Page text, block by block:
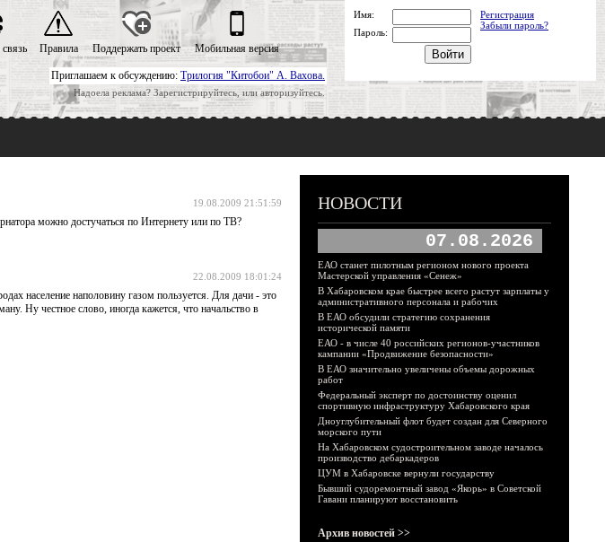
Приглашаем к обсуждению: Трилогия "Китобои" А. Вахова.
Надоела реклама? Зарегистрируйтесь, или авторизуйтесь.
Правила Поддержать проект Мобильная версия
Имя:
Регистрация
Забыли пароль?
Пароль:
19.08.2009 21:51:59
можно достучаться по Интернету или по ТВ?
22.08.2009 18:01:24
население наполовину газом пользуется. Для дачи - это
Ну честное слово, иногда кажется, что начальство в
НОВОСТИ
07.08.2026
ЕАО станет пилотным регионом нового проекта
Мастерской управления «Сенеж»
В Хабаровском крае быстрее всего растут зарплаты у
административного персонала и рабочих
В ЕАО обсудили стратегию сохранения
исторической памяти
ЕАО - в числе 40 российских регионов-участников
кампании «Продвижение безопасности»
В ЕАО значительно увеличены объемы дорожных
работ
Федеральный эксперт по достоинству оценил
спортивную инфраструктуру Хабаровского края
Дноуглубительный флот будет создан для Северного
морского пути
На Хабаровском судостроительном заводе началось
производство дебаркадеров
ЦУМ в Хабаровске вернули государству
Бывший судоремонтный завод «Якорь» в Советской
Гавани планируют восстановить
Архив новостей >>